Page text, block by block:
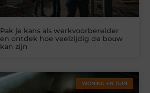
Pak je kans als werkvoorbereider
en ontdek hoe veelzijdig de bouw
kan zijn
WONING EN TUIN